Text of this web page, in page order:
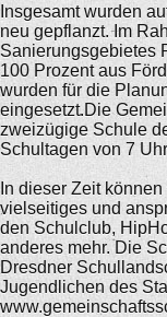
Insgesamt wurden
neu gepflanzt. Im
Sanierungsgebietes
100 Prozent aus
wurden für die
eingesetzt.Die
zweizügige Schule
Schultagen von 7
In dieser Zeit
vielseitiges und
den Schulclub,
anderes mehr. Die
Dresdner
Jugendlichen des